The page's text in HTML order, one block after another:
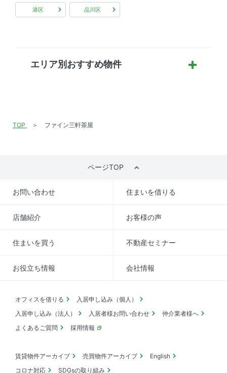
港区 品川区
エリア別おすすめ物件
TOP ファイン三軒茶屋
ページTOP
お問い合わせ 住まいを借りる
店舗紹介 お客様の声
住まいを買う 不動産セミナー
お役立ち情報 会社情報
オフィスを借りる
入居申し込み（個人）
入居申し込み（法人）
入居者様お問い合わせ
仲介業者様へ
よくあるご質問
採用情報
賃貸物件アーカイブ 売買物件アーカイブ
English
コロナ対応
SDGsの取り組み